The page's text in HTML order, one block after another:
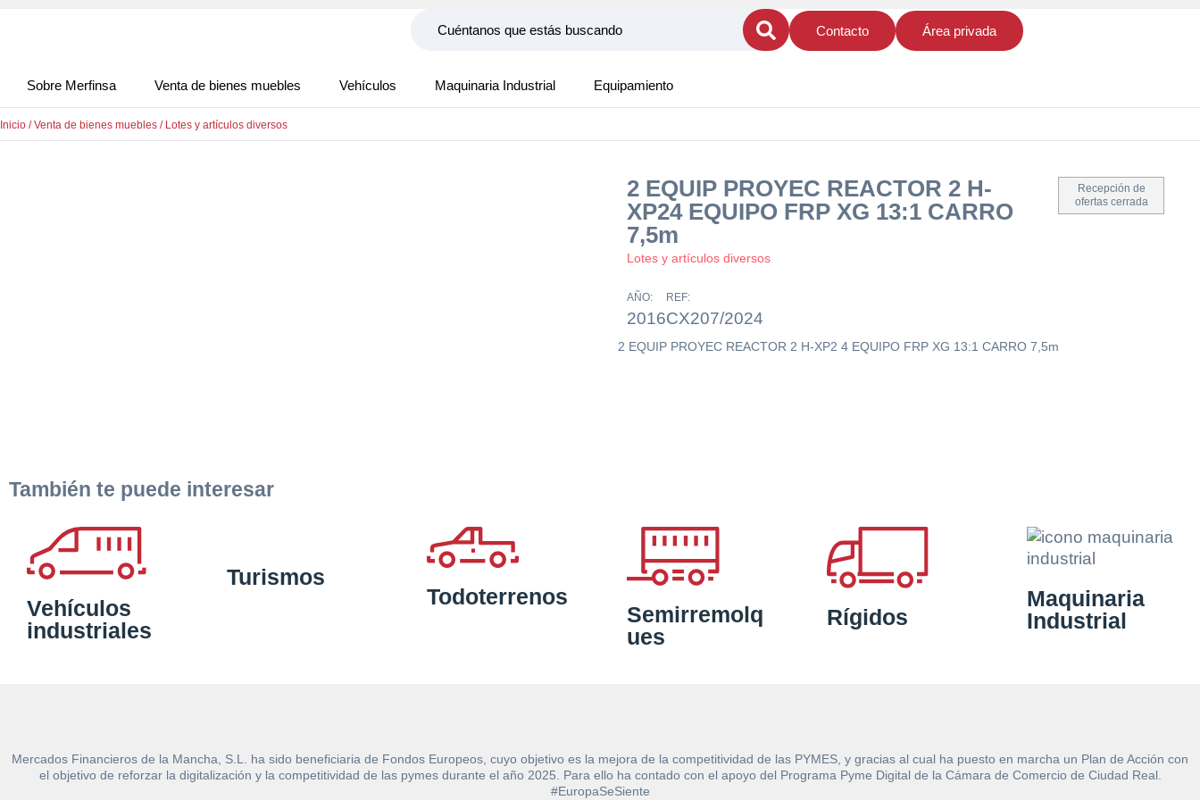
Contacto Área privada
Sobre Merfinsa Venta de bienes muebles Vehículos Maquinaria Industrial Equipamiento
Inicio /Venta de bienes muebles / Lotes y artículos diversos
2 EQUIP PROYEC REACTOR 2 H-
XP24 EQUIPO FRP XG 13:1 CARRO
7,5m
Lotes y artículos diversos
Recepción de
ofertas cerrada
AÑO:
2016
REF:
CX207/2024
2 EQUIP PROYEC REACTOR 2 H-XP2 4 EQUIPO FRP XG 13:1 CARRO 7,5m
También te puede interesar
Vehículos
industriales
Turismos
Todoterrenos
Semirremolq
ues
Rígidos
Maquinaria
Industrial
Mercados Financieros de la Mancha, S.L. ha sido beneficiaria de Fondos Europeos, cuyo objetivo es la mejora de la competitividad de las PYMES, y gracias al cual ha puesto en marcha un Plan de Acción con
el objetivo de reforzar la digitalización y la competitividad de las pymes durante el año 2025. Para ello ha contado con el apoyo del Programa Pyme Digital de la Cámara de Comercio de Ciudad Real.
#EuropaSeSiente